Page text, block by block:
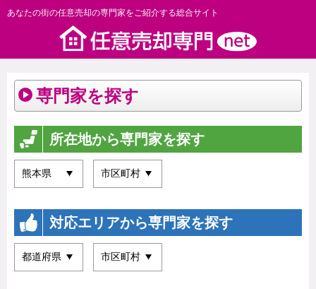
あなたの街の任意売却の専門家をご紹介する総合サイト
専門家を探す
所在地から専門家を探す
対応エリアから専門家を探す